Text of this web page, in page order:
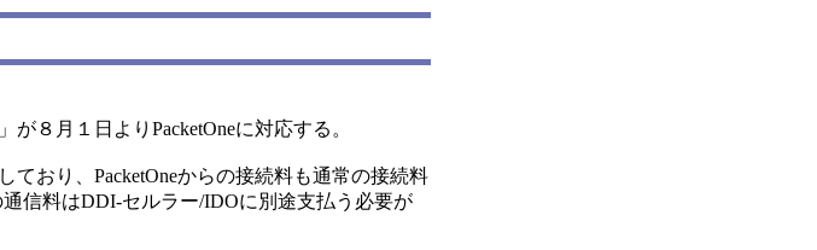
８月１日よりPacketOneに対応する。
おり、PacketOneからの接続料も通常の接続料
信料はDDI-セルラー/IDOに別途支払う必要が